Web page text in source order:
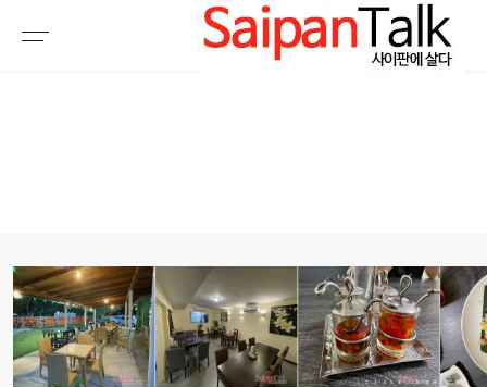
1 2 3 4 5 6 7 8 9 10
여행정보
생활정보
갤러리 & 동영상